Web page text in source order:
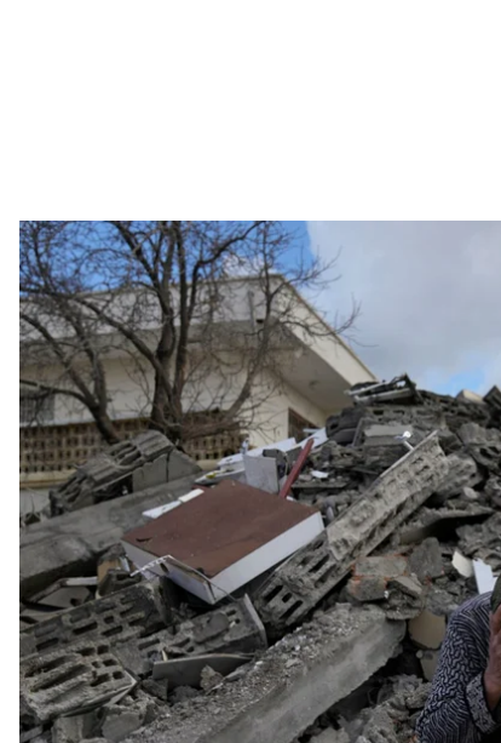
Женщина сидит на обломках разрушенных зданий в
По состоянию на конец суток 7 февраля
Сирии в результате мощного землетрясения.
Об этом сообщают The Guardianи
По официальным подсчетам, в Турции
Число жертв в результате землетрясения
Всемирной организации здравоохранения